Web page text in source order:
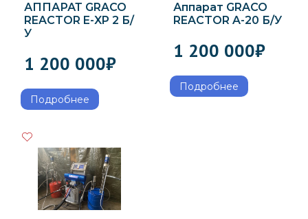
АППАРАТ GRACO
REACTOR E-XP 2 Б/
У
1 200 000₽
Подробнее
Аппарат GRACO
REACTOR A-20 Б/У
1 200 000₽
Подробнее